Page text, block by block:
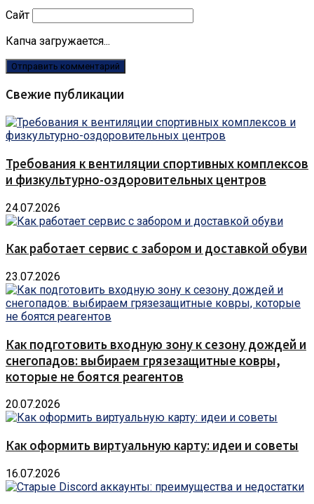
Сайт
Капча загружается...
Свежие публикации
Требования к вентиляции спортивных комплексов
и физкультурно-оздоровительных центров
24.07.2026
Как работает сервис с забором и доставкой обуви
23.07.2026
Как подготовить входную зону к сезону дождей и
снегопадов: выбираем грязезащитные ковры,
которые не боятся реагентов
20.07.2026
Как оформить виртуальную карту: идеи и советы
16.07.2026